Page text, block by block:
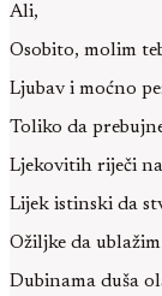
Ali,
Osobito, molim
Ljubav i moćno
Toliko da
Ljekovitih riječi
Lijek istinski da
Ožiljke da
Dubinama duša